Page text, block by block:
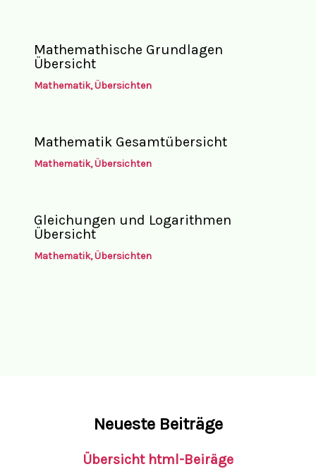
Mathemathische Grundlagen
Übersicht
Mathematik,Übersichten
Mathematik Gesamtübersicht
Mathematik,Übersichten
Gleichungen und Logarithmen
Übersicht
Mathematik,Übersichten
Neueste Beiträge
Übersicht html-Beiräge